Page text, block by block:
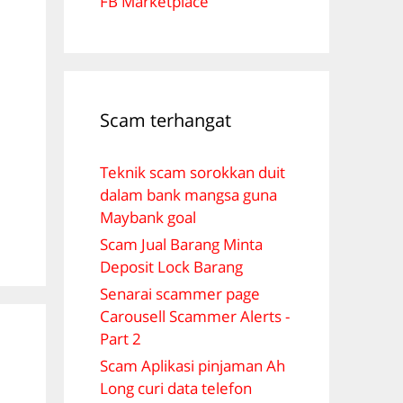
Scam terhangat
Teknik scam sorokkan duit
dalam bank mangsa guna
Maybank goal
Scam Jual Barang Minta
Deposit Lock Barang
Senarai scammer page
Carousell Scammer Alerts -
Part 2
Scam Aplikasi pinjaman Ah
Long curi data telefon